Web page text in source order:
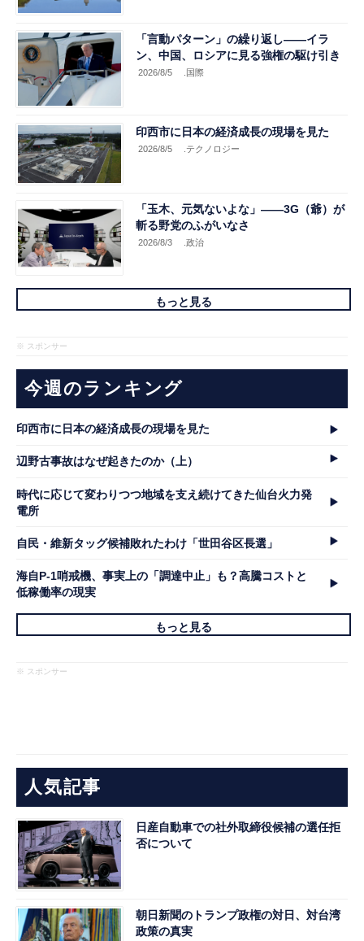
「言動パターン」の繰り返し――イラ
ン、中国、ロシアに見る強権の駆け引き
2026/8/5 .国際
印西市に日本の経済成長の現場を見た
2026/8/5 .テクノロジー
「玉木、元気ないよな」――3G（爺）が
斬る野党のふがいなさ
2026/8/3 .政治
もっと見る
※ スポンサー
今週のランキング
印西市に日本の経済成長の現場を見た
辺野古事故はなぜ起きたのか（上）
時代に応じて変わりつつ地域を支え続けてきた仙台火力発
電所
自民・維新タッグ候補敗れたわけ「世田谷区長選」
海自P-1哨戒機、事実上の「調達中止」も？高騰コストと
低稼働率の現実
もっと見る
※ スポンサー
人気記事
日産自動車での社外取締役候補の選任拒
否について
朝日新聞のトランプ政権の対日、対台湾
政策の真実